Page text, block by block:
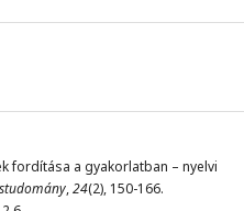
fordítása a gyakorlatban – nyelvi
,24(2), 150-166.